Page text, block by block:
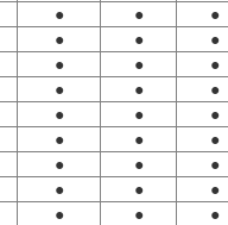
● ● ●
● ● ●
● ● ●
● ● ●
● ●
●
● ● ●
● ●
●
● ● ●
● ● ●